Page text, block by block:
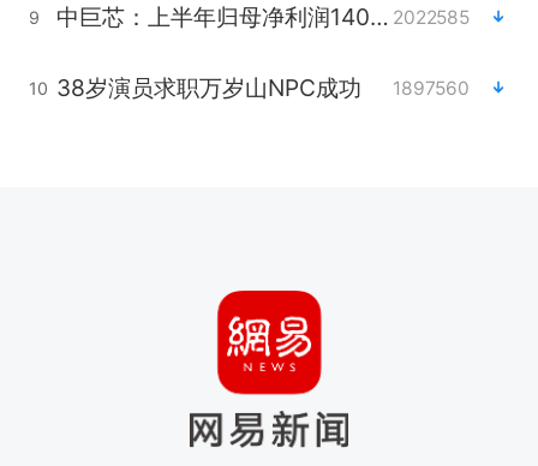
9 中巨芯：上半年归母净利润1405.77万元 2022585
10 38岁演员求职万岁山NPC成功 1897560